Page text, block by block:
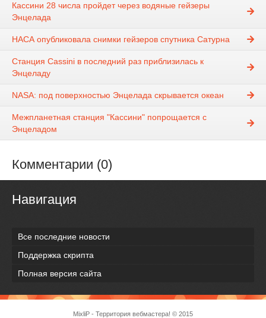
Кассини 28 числа пройдет через водяные гейзеры
Энцелада
НАСА опубликовала снимки гейзеров спутника Сатурна
Станция Cassini в последний раз приблизилась к
Энцеладу
NASA: под поверхностью Энцелада скрывается океан
Межпланетная станция "Кассини" попрощается с
Энцеладом
Комментарии (0)
Навигация
Все последние новости
Поддержка скрипта
Полная версия сайта
MixliP - Территория вебмастера! © 2015